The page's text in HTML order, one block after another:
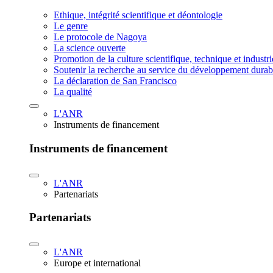
Ethique, intégrité scientifique et déontologie
Le genre
Le protocole de Nagoya
La science ouverte
Promotion de la culture scientifique, technique et
Soutenir la recherche au service du développement
La déclaration de San Francisco
La qualité
L'ANR
Instruments de financement
Instruments de financement
L'ANR
Partenariats
Partenariats
L'ANR
Europe et international